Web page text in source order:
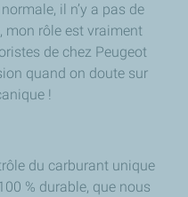
il n’y a pas de
mon rôle est vraiment
de chez Peugeot
quand on doute sur
!
du carburant unique
% durable, que nous